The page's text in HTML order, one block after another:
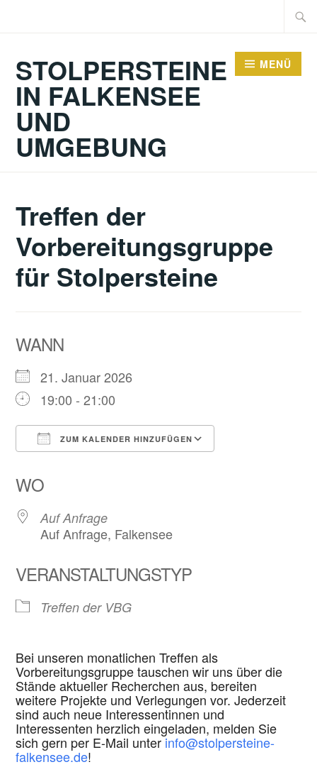
Suche
STOLPERSTEINE
IN FALKENSEE
UND
UMGEBUNG
MENÜ
Treffen der
Vorbereitungsgruppe
für Stolpersteine
WANN
21. Januar 2026
19:00 - 21:00
ZUM KALENDER HINZUFÜGEN
WO
Auf Anfrage
Auf Anfrage, Falkensee
VERANSTALTUNGSTYP
Treffen der VBG
Bei unseren monatlichen Treffen als
Vorbereitungsgruppe tauschen wir uns über die
Stände aktueller Recherchen aus, bereiten
weitere Projekte und Verlegungen vor. Jederzeit
sind auch neue Interessentinnen und
Interessenten herzlich eingeladen, melden Sie
sich gern per E-Mail unterinfo@stolpersteine-
falkensee.de!